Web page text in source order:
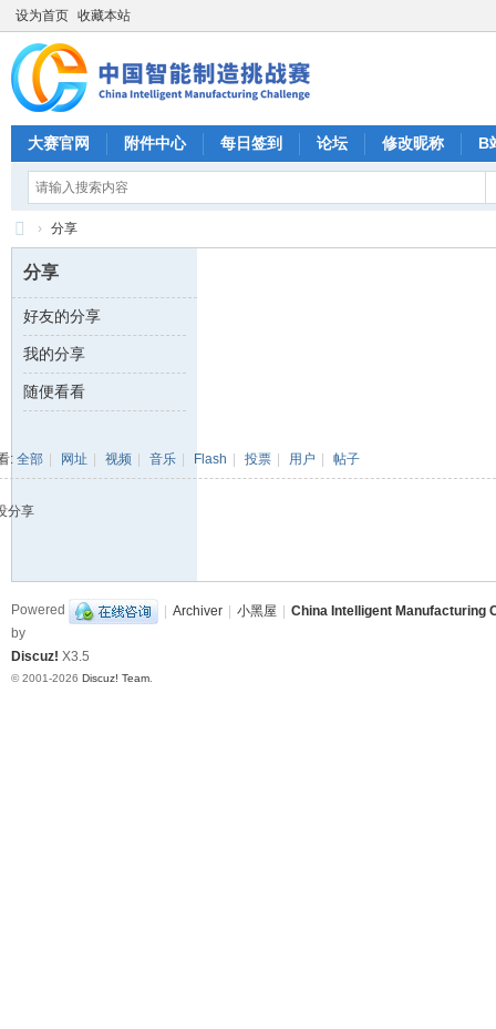
设为首页 收藏本站
大赛官网 附件中心 每日签到 论坛 修改昵称 B
CI
M
C
中
国
能
造
战
赛
B
B
› 分享
分享
好友的分享
我的分享
随便看看
: 全部 网址 视频 音乐 Flash 投票 用户 帖子
分享
| Archiver | 小黑屋 | China Intelligent Manufacturing
Powered
by
Discuz! X3.5
© 2001-2026 Discuz! Team